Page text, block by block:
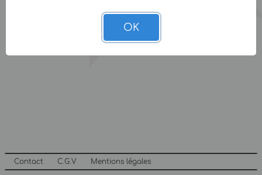
Contact C.G.V Mentions légales
OK